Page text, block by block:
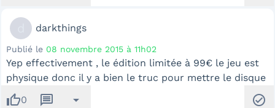
darkthings
Publié le 08 novembre 2015 à 11h02
Yep effectivement , le édition limitée à 99€ le jeu est
physique donc il y a bien le truc pour mettre le disque
thumb_up0 message arrow_drop_down check_circle